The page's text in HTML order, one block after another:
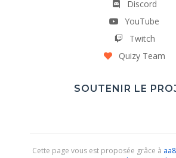
Discord
YouTube
Twitch
Quizy Team
SOUTENIR LE
Cette page vous est proposée grâce à